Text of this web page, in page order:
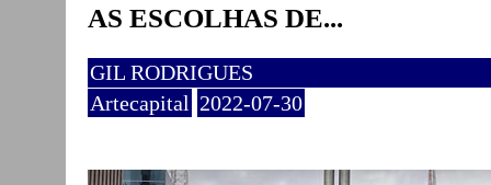
AS ESCOLHAS DE...
GIL RODRIGUES
Artecapital 2022-07-30